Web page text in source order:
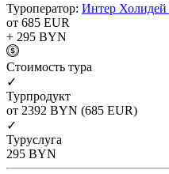
Туроператор: Интер Холидей
от 685 EUR
+ 295 BYN
Cтоимость тура
✓
Турпродукт
от 2392 BYN (685 EUR)
✓
Туруслуга
295 BYN